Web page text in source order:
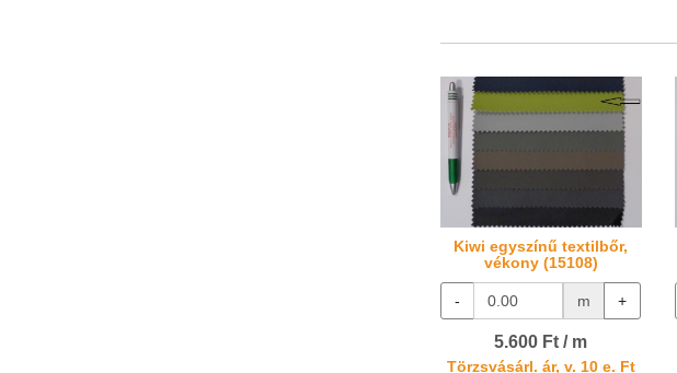
Kiwi egyszínű textilbőr,
vékony (15108)
- m +
5.600 Ft / m
Törzsvásárl. ár, v. 10 e. Ft